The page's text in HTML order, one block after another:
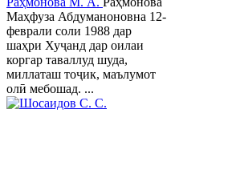
Маҳфуза Абдуманоновна 12-
феврали соли 1988 дар
шаҳри Хуҷанд дар оилаи
коргар таваллуд шуда,
миллаташ тоҷик, маълумот
олӣ мебошад. ...